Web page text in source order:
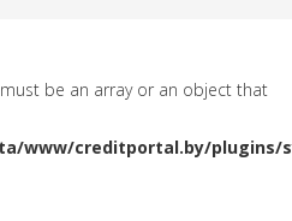
be an array or an object that
www/creditportal.by/plugins/